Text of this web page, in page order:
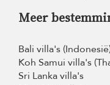
Meer
Bali villa's
Koh Samui villa's
Sri Lanka villa's